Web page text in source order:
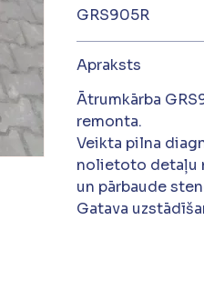
GRS905R
Apraksts
Ātrumkārba
remonta.
Veikta pilna
nolietoto detaļu
un pārbaude
Gatava